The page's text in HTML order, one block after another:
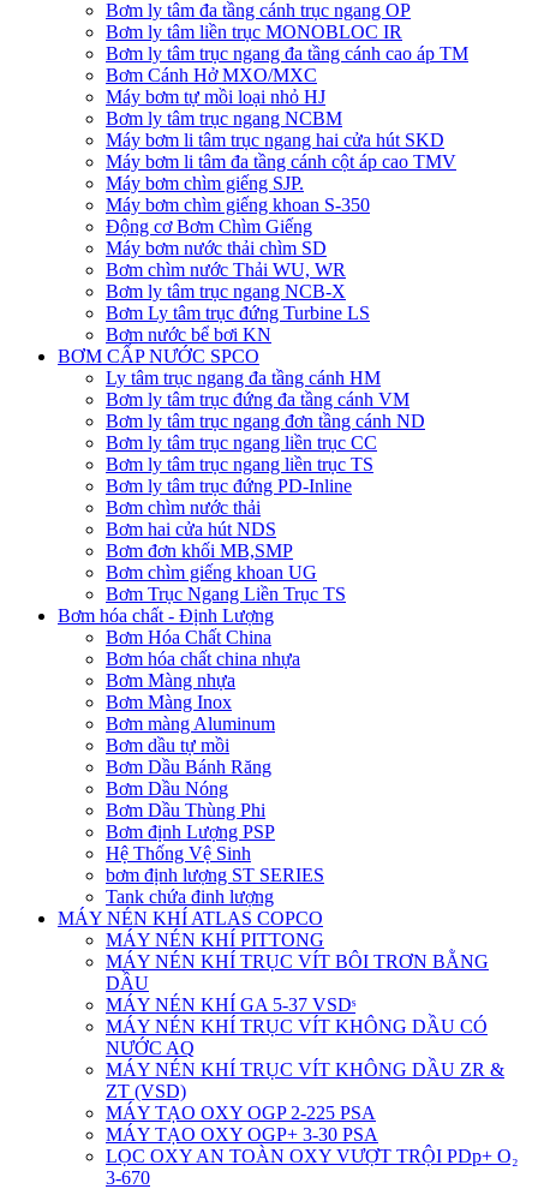
Bơm ly tâm đa tầng cánh trục ngang OP
Bơm ly tâm liền trục MONOBLOC IR
Bơm ly tâm trục ngang đa tầng cánh cao áp TM
Bơm Cánh Hở MXO/MXC
Máy bơm tự mồi loại nhỏ HJ
Bơm ly tâm trục ngang NCBM
Máy bơm li tâm trục ngang hai cửa hút SKD
​Máy bơm li tâm đa tầng cánh cột áp cao TMV
Máy bơm chìm giếng SJP.
Máy bơm chìm giếng khoan S-350
Động cơ Bơm Chìm Giếng
​Máy bơm nước thải chìm SD
Bơm chìm nước Thải WU, WR
Bơm ly tâm trục ngang NCB-X
Bơm Ly tâm trục đứng Turbine LS
Bơm nước bể bơi KN
BƠM CẤP NƯỚC SPCO
Ly tâm trục ngang đa tầng cánh HM
Bơm ly tâm trục đứng đa tầng cánh VM
Bơm ly tâm trục ngang đơn tầng cánh ND
Bơm ly tâm trục ngang liền trục CC
Bơm ly tâm trục ngang liền trục TS
Bơm ly tâm trục đứng PD-Inline
Bơm chìm nước thải
Bơm hai cửa hút NDS
Bơm đơn khối MB,SMP
Bơm chìm giếng khoan UG
Bơm Trục Ngang Liền Trục TS
Bơm hóa chất - Định Lượng
Bơm Hóa Chất China
Bơm hóa chất china nhựa
Bơm Màng nhựa
Bơm Màng Inox
Bơm màng Aluminum
Bơm dầu tự mồi
Bơm Dầu Bánh Răng
Bơm Dầu Nóng
Bơm Dầu Thùng Phi
Bơm định Lượng PSP
Hệ Thống Vệ Sinh
bơm định lượng ST SERIES
Tank chứa đinh lượng
MÁY NÉN KHÍ ATLAS COPCO
MÁY NÉN KHÍ PITTONG
MÁY NÉN KHÍ TRỤC VÍT BÔI TRƠN BẰNG
DẦU
MÁY NÉN KHÍ GA 5-37 VSDˢ
MÁY NÉN KHÍ TRỤC VÍT KHÔNG DẦU CÓ
NƯỚC AQ
MÁY NÉN KHÍ TRỤC VÍT KHÔNG DẦU ZR &
ZT (VSD)
MÁY TẠO OXY OGP 2-225 PSA
MÁY TẠO OXY OGP+ 3-30 PSA
LỌC OXY AN TOÀN OXY VƯỢT TRỘI PDp+ O₂
3-670